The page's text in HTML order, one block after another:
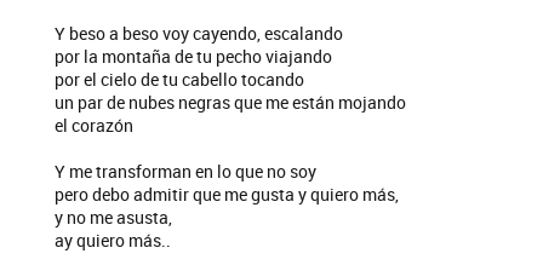
Y beso a beso voy cayendo, escalando
por la montaña de tu pecho viajando
por el cielo de tu cabello tocando
un par de nubes negras que me están mojando
el corazón
Y me transforman en lo que no soy
pero debo admitir que me gusta y quiero más,
y no me asusta,
ay quiero más..